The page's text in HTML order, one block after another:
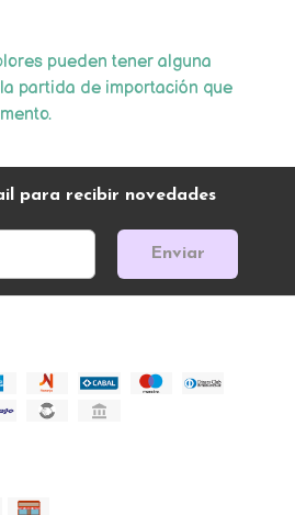
pueden tener alguna
partida de importación que
para recibir novedades
Enviar